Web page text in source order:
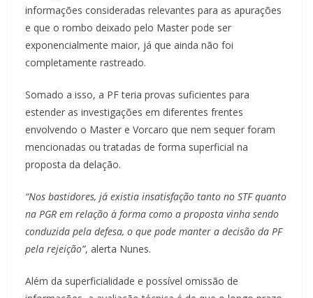
informações consideradas relevantes para as apurações
e que o rombo deixado pelo Master pode ser
exponencialmente maior, já que ainda não foi
completamente rastreado.
Somado a isso, a PF teria provas suficientes para
estender as investigações em diferentes frentes
envolvendo o Master e Vorcaro que nem sequer foram
mencionadas ou tratadas de forma superficial na
proposta da delação.
“Nos bastidores, já existia insatisfação tanto no STF quanto
na PGR em relação à forma como a proposta vinha sendo
conduzida pela defesa, o que pode manter a decisão da PF
pela rejeição”, alerta Nunes.
Além da superficialidade e possível omissão de